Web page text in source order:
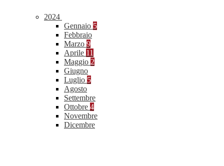
2024
Gennaio 5
Febbraio
Marzo 9
Aprile 11
Maggio 2
Giugno
Luglio 5
Agosto
Settembre
Ottobre 4
Novembre
Dicembre